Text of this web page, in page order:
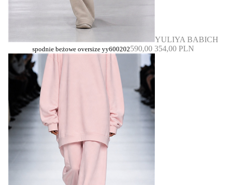
YULIYA BABICH
spodnie beżowe oversize yy600202590,00 354,00 PLN